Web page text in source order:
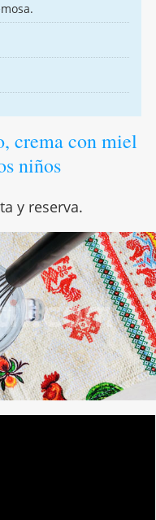
crema con miel
niños
y reserva.